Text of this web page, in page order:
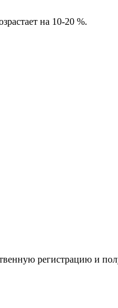
на 10-20 %.
регистрацию и